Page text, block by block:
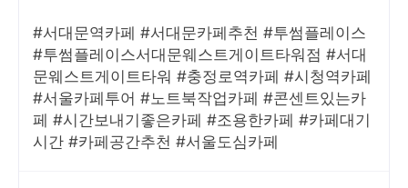
#서대문역카페 #서대문카페추천 #투썸플레이스
#투썸플레이스서대문웨스트게이트타워점 #서대
문웨스트게이트타워 #충정로역카페 #시청역카페
#서울카페투어 #노트북작업카페 #콘센트있는카
페 #시간보내기좋은카페 #조용한카페 #카페대기
시간 #카페공간추천 #서울도심카페